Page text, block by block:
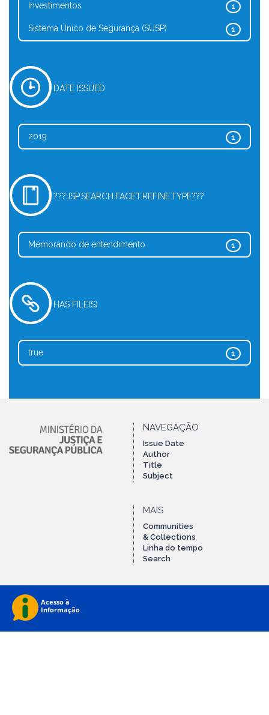
1
Investimentos
1
Sistema Único de Segurança (SUSP)
DATE ISSUED
1
2019
???JSP.SEARCH.FACET.REFINE.TYPE???
1
Memorando de entendimento
HAS FILE(S)
1
true
NAVEGAÇÃO
Issue Date
Author
Title
Subject
MAIS
Communities
& Collections
Linha do tempo
Search